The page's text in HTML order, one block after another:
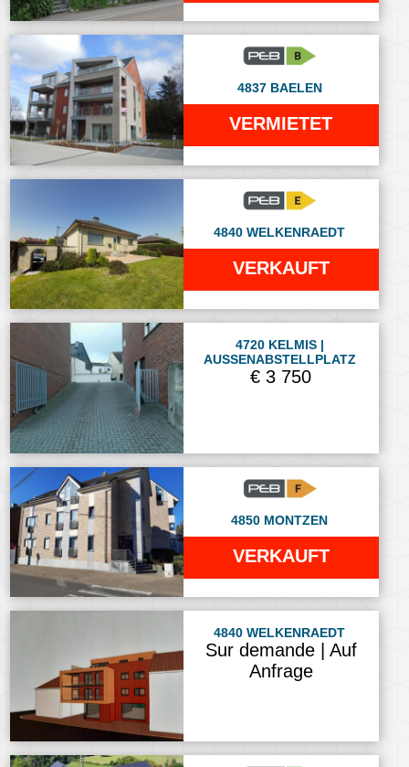
4837 BAELEN
VERMIETET
4840 WELKENRAEDT
VERKAUFT
4720 KELMIS |
AUSSENABSTELLPLATZ
€ 3 750
4850 MONTZEN
VERKAUFT
4840 WELKENRAEDT
Sur demande | Auf
Anfrage